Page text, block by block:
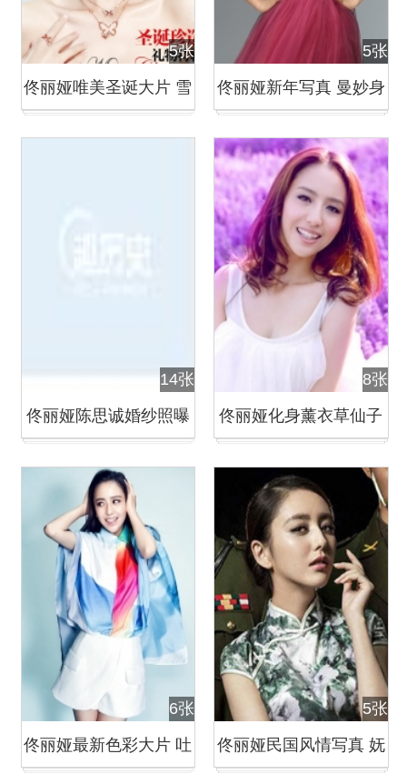
5张
佟丽娅唯美圣诞大片 雪
5张
佟丽娅新年写真 曼妙身
14张
佟丽娅陈思诚婚纱照曝
8张
佟丽娅化身薰衣草仙子
6张
佟丽娅最新色彩大片 吐
5张
佟丽娅民国风情写真 妩